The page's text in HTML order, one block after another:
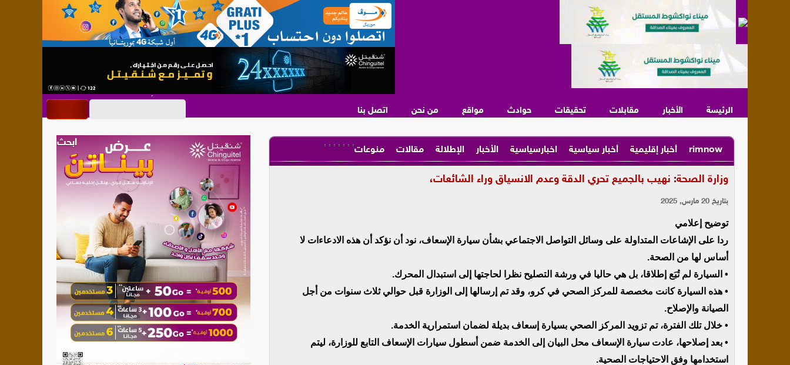
الرئيسة الأخبار مقابلات تحقيقات حوادث مواقع من نحن اتصل بنا
rimnow
,
أخبار إقليمية
,
أخبار سياسية
,
اخبارسياسية
,
الأخبار
,
الإطلالة
,
مقالات
,
منوعات
وزارة الصحة: نهيب بالجميع تحري الدقة وعدم الانسياق وراء الشائعات،
بتاريخ 20 مارس, 2025
توضيح إعلامي
ردا على الإشاعات المتداولة على وسائل التواصل الاجتماعي بشأن سيارة الإسعاف، نود أن نؤكد أن هذه الادعاءات لا
أساس لها من الصحة.
• السيارة لم تُبَع إطلاقا، بل هي حاليا في ورشة التصليح نظرا لحاجتها إلى استبدال المحرك.
• هذه السيارة كانت مخصصة للمركز الصحي في كرو، وقد تم إرسالها إلى الوزارة قبل حوالي ثلاث سنوات من أجل
الصيانة والإصلاح.
• خلال تلك الفترة، تم تزويد المركز الصحي بسيارة إسعاف بديلة لضمان استمرارية الخدمة.
• بعد إصلاحها، عادت سيارة الإسعاف محل البيان إلى الخدمة ضمن أسطول سيارات الإسعاف التابع للوزارة، ليتم
استخدامها وفق الاحتياجات الصحية.